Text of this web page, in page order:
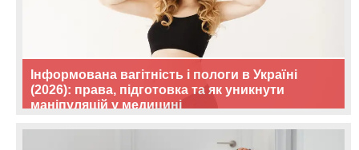
Інформована вагітність і пологи в Україні
(2026): права, підготовка та як уникнути
маніпуляцій у медицині